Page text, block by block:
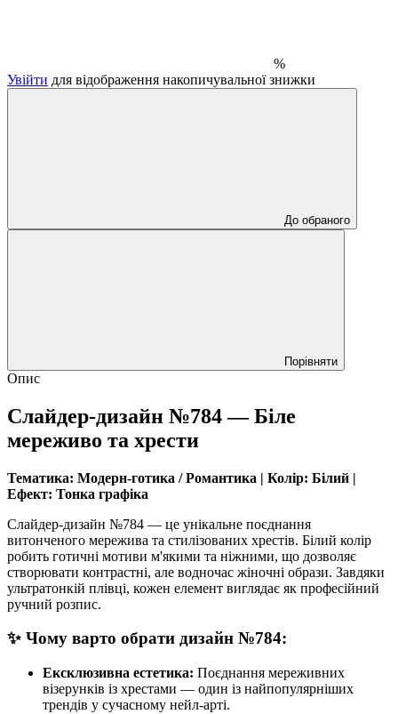
%
Увійти для відображення накопичувальної знижки
До обраного
Порівняти
Опис
Слайдер-дизайн №784 — Біле
мереживо та хрести
Тематика: Модерн-готика / Романтика | Колір: Білий |
Ефект: Тонка графіка
Слайдер-дизайн №784 — це унікальне поєднання
витонченого мережива та стилізованих хрестів. Білий колір
робить готичні мотиви м'якими та ніжними, що дозволяє
створювати контрастні, але водночас жіночні образи. Завдяки
ультратонкій плівці, кожен елемент виглядає як професійний
ручний розпис.
✨ Чому варто обрати дизайн №784:
Ексклюзивна естетика: Поєднання мереживних
візерунків із хрестами — один із найпопулярніших
трендів у сучасному нейл-арті.